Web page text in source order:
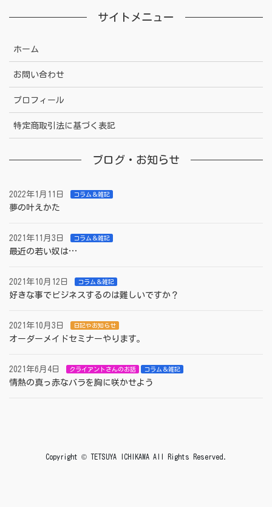
サイトメニュー
ホーム
お問い合わせ
プロフィール
特定商取引法に基づく表記
ブログ・お知らせ
2022年1月11日 コラム＆雑記
夢の叶えかた
2021年11月3日 コラム＆雑記
最近の若い奴は…
2021年10月12日 コラム＆雑記
好きな事でビジネスするのは難しいですか？
2021年10月3日 日記やお知らせ
オーダーメイドセミナーやります。
2021年6月4日 クライアントさんのお話 コラム＆雑記
情熱の真っ赤なバラを胸に咲かせよう
Copyright © TETSUYA ICHIKAWA All Rights Reserved.